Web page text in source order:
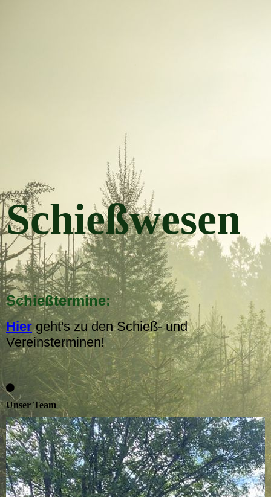
Schießwesen
Schießtermine:
Hiergeht's zu den Schieß- und
Vereinsterminen!
Unser Team